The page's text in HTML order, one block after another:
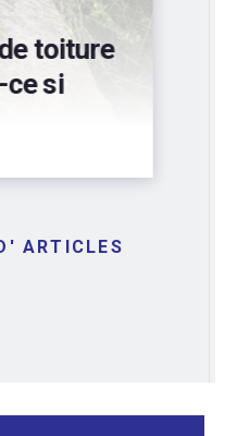
ARTICLES